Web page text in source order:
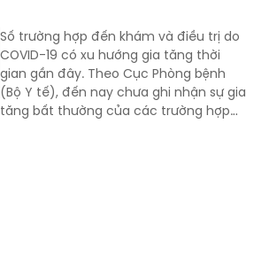
gian gần đây. Theo Cục Phòng bệnh
(Bộ Y tế), đến nay chưa ghi nhận sự gia
tăng bất thường của các trường hợp
nặng hoặc tử vong do COVID-19. Tuy
nhiên, mọi người, đặc biệt 6 nhóm
người có nguy cơ cao vẫn phải chủ